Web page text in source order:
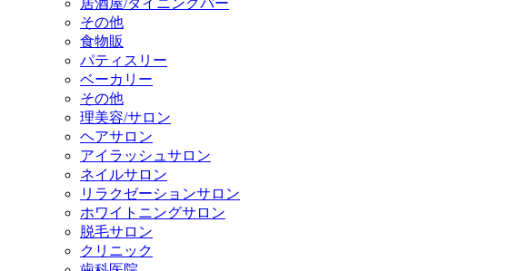
居酒屋/ダイニングバー
その他
食物販
パティスリー
ベーカリー
その他
理美容/サロン
ヘアサロン
アイラッシュサロン
ネイルサロン
リラクゼーションサロン
ホワイトニングサロン
脱毛サロン
クリニック